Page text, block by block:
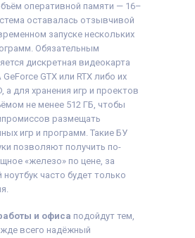
оперативной памяти — 16–
оставалась отзывчивой
запуске нескольких
Обязательным
дискретная видеокарта
GeForce GTX или RTX либо их
а для хранения игр и проектов
не менее 512 ГБ, чтобы
размещать
игр и программ. Такие БУ
позволяют получить по-
«железо» по цене, за
часто будет только
и офиса подойдут тем,
всего надёжный